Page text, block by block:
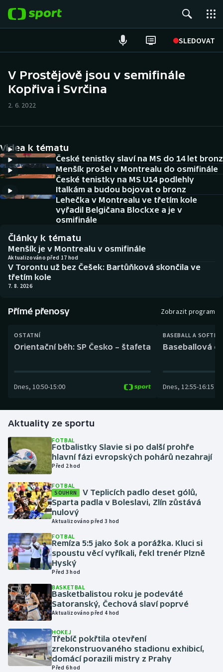
SLEDOVAT
Hokej
Cyklistika
DALŠÍ SPORTY
Americký fotbal
Basketbal
Biatlon
Curling
Futsal
Golf
Gymnastika
Házená
Jezdectví
Judo
Krasobruslení
Lezení
Lyže a snowboard
Moderní pětiboj
Motorsport
NEPŘEHLÉDNĚTE
Historické návraty
Aplikace ČT sport
V Prostějově jsou v semifinále
Kopřiva i Svrčina
2. 6. 2022
Videa k tématu
České tenistky slaví na MS do 14 let bronz
Menšík prošel v Montrealu do osmifinále
České tenistky na MS U14 podlehly
Italkám a budou bojovat o bronz
Lehečka v Montrealu ve třetím kole
vyřadil Belgičana Blockxe a je v
osmifinále
Články k tématu
Menšík je v Montrealu v osmifinále
Aktualizováno před 17 hod
V Torontu už bez Češek: Bartůňková skončila ve
třetím kole
7. 8. 2026
Přímé přenosy Zobrazit program
OSTATNÍ
Orientační běh: SP Česko – štafeta
Dnes, 10:50-15:00
BASEBALL A
Baseballová
Dnes, 12:55-16:15
Aktuality ze sportu
FOTBAL
Fotbalistky Slavie si po další prohře
hlavní fázi evropských pohárů nezahrají
Před 2 hod
FOTBAL
SOUHRN
V Teplicích padlo deset gólů,
Sparta padla v Boleslavi, Zlín zůstává
nulový
Aktualizováno před 3 hod
FOTBAL
Remíza 5:5 jako šok a porážka. Kluci si
spoustu věcí vyříkali, řekl trenér Plzně
Hyský
Před 3 hod
BASKETBAL
Basketbalistou roku je podeváté
Satoranský, Čechová slaví poprvé
Aktualizováno před 4 hod
HOKEJ
Třebíč pokřtila otevření
zrekonstruovaného stadionu exhibicí,
domácí porazili mistry z Prahy
Před 6 hod